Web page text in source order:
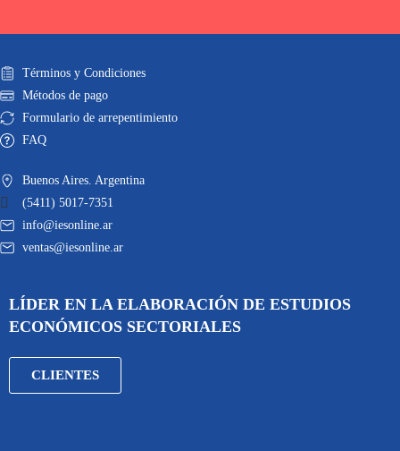
Términos y Condiciones
Métodos de pago
Formulario de arrepentimiento
FAQ
Buenos Aires. Argentina
(5411) 5017-7351
info@iesonline.ar
ventas@iesonline.ar
LÍDER EN LA ELABORACIÓN DE ESTUDIOS
ECONÓMICOS SECTORIALES
CLIENTES